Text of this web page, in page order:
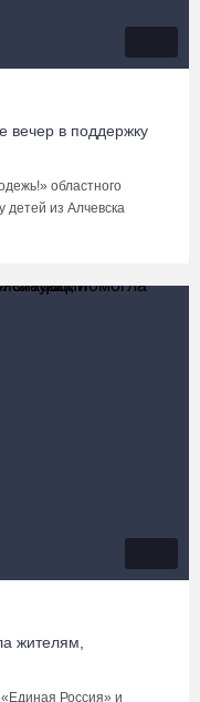
вечер в поддержку
областного
из Алчевска
жителям,
Россия» и